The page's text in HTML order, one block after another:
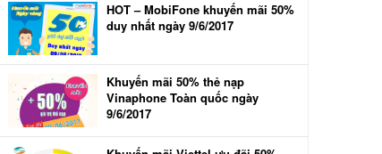
HOT – MobiFone khuyến mãi 50%
duy nhất ngày 9/6/2017
Khuyến mãi 50% thẻ nạp
Vinaphone Toàn quốc ngày
9/6/2017